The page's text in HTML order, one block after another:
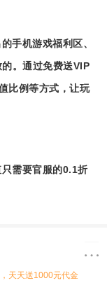
手机游戏福利区、
。通过免费送VIP
比例等方式，让玩
需要官服的0.1折
天天送1000元代金